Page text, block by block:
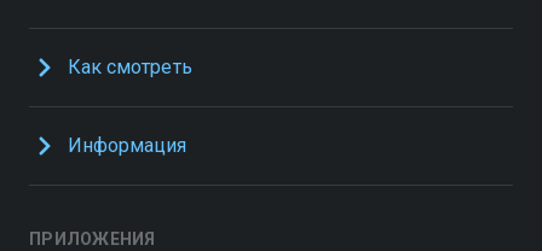
Как смотреть
Информация
ПРИЛОЖЕНИЯ